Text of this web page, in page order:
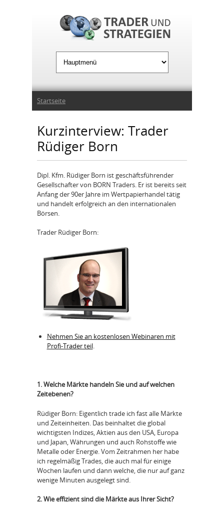
Sie sind hier
Startseite
Kurzinterview: Trader
Rüdiger Born
Dipl. Kfm. Rüdiger Born ist geschäftsführender
Gesellschafter von BORN Traders. Er ist bereits seit
Anfang der 90er Jahre im Wertpapierhandel tätig
und handelt erfolgreich an den internationalen
Börsen.
Trader Rüdiger Born:
Nehmen Sie an kostenlosen Webinaren mit
Profi-Trader teil.
1. Welche Märkte handeln Sie und auf welchen
Zeitebenen?
Rüdiger Born: Eigentlich trade ich fast alle Märkte
und Zeiteinheiten. Das beinhaltet die global
wichtigsten Indizes, Aktien aus den USA, Europa
und Japan, Währungen und auch Rohstoffe wie
Metalle oder Energie. Vom Zeitrahmen her habe
ich regelmäßig Trades, die auch mal für einige
Wochen laufen und dann welche, die nur auf ganz
wenige Minuten ausgelegt sind.
2. Wie effizient sind die Märkte aus Ihrer Sicht?